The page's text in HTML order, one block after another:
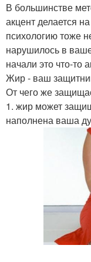
В большинстве
акцент делается
психологию тоже
нарушилось в
начали это что-то
Жир - ваш
От чего же
1. жир может
наполнена ваша